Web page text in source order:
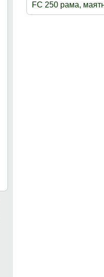
FC 250 рама,